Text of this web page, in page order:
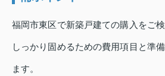
福岡市東区で新築戸建ての購入をご
しっかり固めるための費用項目と準
ます。